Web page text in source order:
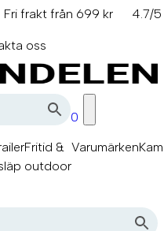
Fri frakt från 699 kr
4.7/
oss
0
Fritid &
outdoor
Varumärken